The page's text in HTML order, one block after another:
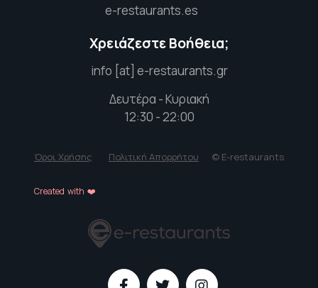
e-restaurants.es
Χρειάζεστε Βοήθεια;
info [at] e-restaurants.gr
Δευτέρα - Κυριακή
12:30 - 22:00
Όροι Χρήσης Πολιτική Απορρήτου © E-restaurants
Created with ❤️